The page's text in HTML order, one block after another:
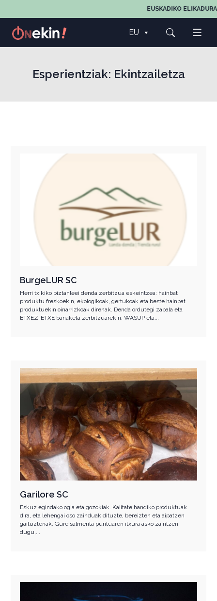
EUSKADIKO
EU
Esperientziak: Ekintzailetza
BurgeLUR SC
Herri txikiko biztanleei denda zerbitzua eskeintzea: hainbat
produktu freskoekin, ekologikoak, gertukoak eta beste hainbat
produktuekin oinarrizkoak direnak. Denda ordutegi zabala eta
ETXEZ-ETXE banaketa zerbitzuarekin. WASUP eta...
Garilore SC
Eskuz egindako ogia eta gozokiak. Kalitate handiko produktuak
dira, eta lehengai oso zainduak dituzte, bereizten eta aipatzen
gaituztenak. Gure salmenta puntuaren itxura asko zaintzen
dugu,...